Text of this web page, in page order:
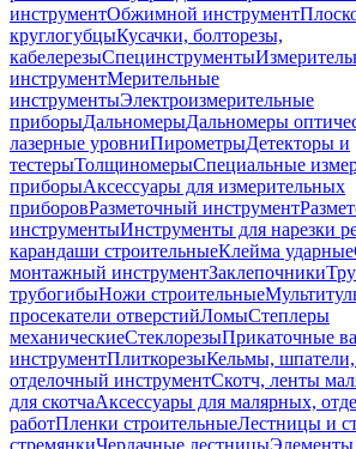
инструментОбжимной инструмент
круглогубцыКусачки, болторезы,
кабелерезыСпецинструменты
инструментМерительные
инструментыЭлектроизмерительные
приборыДальномерыДальномеры
лазерные уровниПирометрыДетекторы и
тестерыТолщиномерыСпециальные
приборыАксессуары для измерительных
приборовРазметочный инструмент
инструментыИнструменты для нарезки
карандаши строительныеКлейма ударные
монтажный инструментЗаклепочники
трубогибыНожи строительные
просекатели отверстийЛомыСтеплеры
механическиеСтеклорезыПрикаточные
инструментПлиткорезыКельмы, шпатели,
отделочный инструментСкотч, ленты
для скотчаАксессуары для малярных,
работПленки строительныеЛестницы и
стремянкиЧердачные лестницыЭлементы